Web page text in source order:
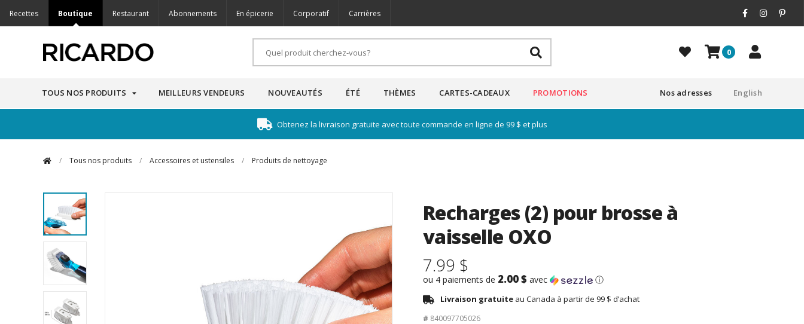
Recettes Boutique Restaurant Abonnements En épicerie Corporatif Carrières
0
TOUS NOS PRODUITS MEILLEURS VENDEURS NOUVEAUTÉS ÉTÉ THÈMES CARTES-CADEAUX PROMOTIONS English
Nos adresses
Obtenez la livraison gratuite avec toute commande en ligne de 99 $ et plus
/ Tous nos produits / Accessoires et ustensiles / Produits de nettoyage
Recharges (2) pour brosse à
vaisselle OXO
7.99 $
ou 4 paiements de 2.00 $ avec ⓘ
Livraison gratuite au Canada à partir de 99 $ d’achat
# 840097705026